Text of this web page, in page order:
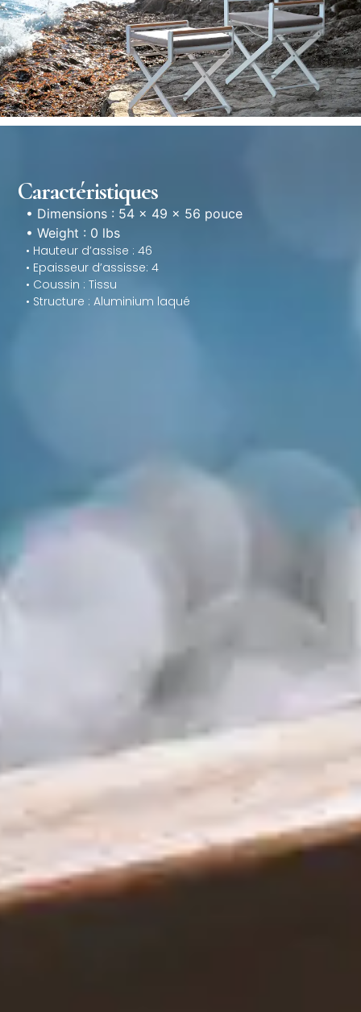
Caractéristiques
• Dimensions : 54 × 49 × 56 pouce
• Weight : 0 lbs
• Hauteur d’assise : 46
• Epaisseur d’assisse: 4
• Coussin : Tissu
• Structure : Aluminium laqué